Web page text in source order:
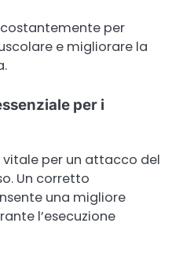
per
e migliorare la
per i
per un attacco del
Un corretto
una migliore
l’esecuzione